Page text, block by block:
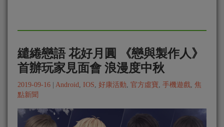
繾綣戀語 花好月圓 《戀與製作人》
首辦玩家見面會 浪漫度中秋
2019-09-16 Android, IOS, 好康活動, 官方虛寶, 手機遊戲, 焦
點新聞